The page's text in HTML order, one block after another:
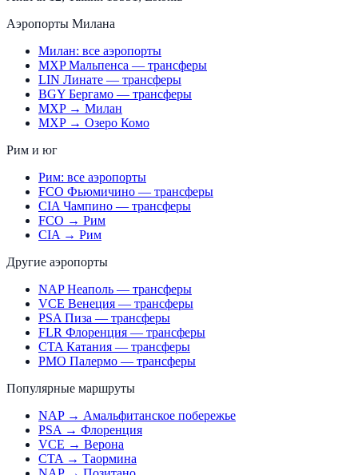
Аэропорты Милана
Милан: все аэропорты
MXP Мальпенса — трансферы
LIN Линате — трансферы
BGY Бергамо — трансферы
MXP → Милан
MXP → Озеро Комо
Рим и юг
Рим: все аэропорты
FCO Фьюмичино — трансферы
CIA Чампино — трансферы
FCO → Рим
CIA → Рим
Другие аэропорты
NAP Неаполь — трансферы
VCE Венеция — трансферы
PSA Пиза — трансферы
FLR Флоренция — трансферы
CTA Катания — трансферы
PMO Палермо — трансферы
Популярные маршруты
NAP → Амальфитанское побережье
PSA → Флоренция
VCE → Верона
CTA → Таормина